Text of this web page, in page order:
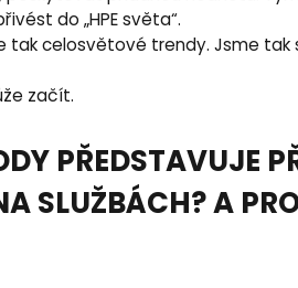
do „HPE světa“.
celosvětové trendy. Jsme
začít.
PŘEDSTAVUJE
SLUŽBÁCH? A